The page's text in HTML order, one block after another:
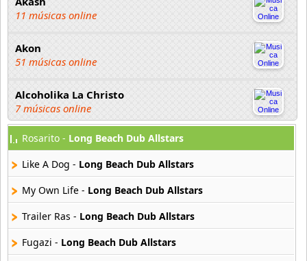
11 músicas online
Akon
51 músicas online
Alcoholika La Christo
7 músicas online
Atajo
22 músicas online
Banane Metalik
26 músicas online
16 músicas online
Rosarito - Long Beach Dub Allstars
Like A Dog - Long Beach Dub Allstars
My Own Life - Long Beach Dub Allstars
Trailer Ras - Long Beach Dub Allstars
Fugazi - Long Beach Dub Allstars